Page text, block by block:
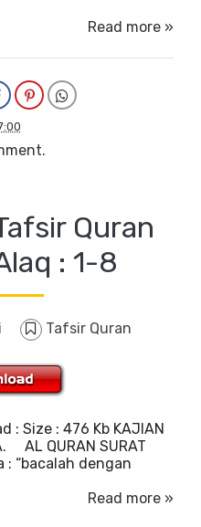
Read more »
Quran
: 1-8
Tafsir Quran
: Size : 476 Kb KAJIAN
AL QURAN SURAT
: “bacalah dengan
Read more »